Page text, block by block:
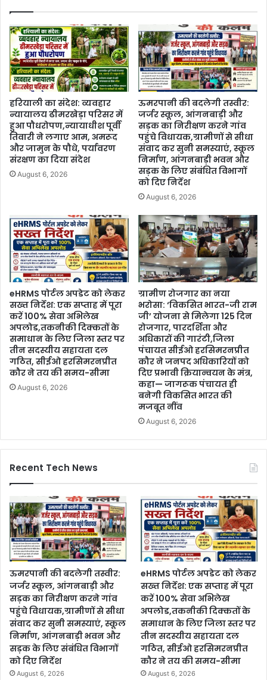
हरियाली का संदेश: व्यवहार
न्यायालय ढीमरखेड़ा परिसर में
हुआ पौधरोपण,न्यायाधीश पूर्वी
तिवारी ने लगाए आम, अमरूद
और जामुन के पौधे, पर्यावरण
संरक्षण का दिया संदेश
August 6, 2026
ऊमरपानी की बदलेगी तस्वीर:
जर्जर स्कूल, आंगनबाड़ी और
सड़क का निरीक्षण करने गांव
पहुंचे विधायक,ग्रामीणों से सीधा
संवाद कर सुनी समस्याएं, स्कूल
निर्माण, आंगनबाड़ी भवन और
सड़क के लिए संबंधित विभागों
को दिए निर्देश
August 6, 2026
eHRMS पोर्टल अपडेट को लेकर
सख्त निर्देश: एक सप्ताह में पूरा
करें 100% सेवा अभिलेख
अपलोड,तकनीकी दिक्कतों के
समाधान के लिए जिला स्तर पर
तीन सदस्यीय सहायता दल
गठित, सीईओ हरसिमरनप्रीत
कौर ने तय की समय-सीमा
August 6, 2026
ग्रामीण रोजगार का नया
भरोसा: ‘विकसित भारत-जी राम
जी’ योजना से मिलेगा 125 दिन
रोजगार, पारदर्शिता और
अधिकारों की गारंटी,जिला
पंचायत सीईओ हरसिमरनप्रीत
कौर ने जनपद अधिकारियों को
दिए प्रभावी क्रियान्वयन के मंत्र,
कहा— जागरूक पंचायत ही
बनेगी विकसित भारत की
मजबूत नींव
August 6, 2026
Recent Tech News
ऊमरपानी की बदलेगी तस्वीर:
जर्जर स्कूल, आंगनबाड़ी और
सड़क का निरीक्षण करने गांव
पहुंचे विधायक,ग्रामीणों से सीधा
संवाद कर सुनी समस्याएं, स्कूल
निर्माण, आंगनबाड़ी भवन और
सड़क के लिए संबंधित विभागों
को दिए निर्देश
August 6, 2026
eHRMS पोर्टल अपडेट को लेकर
सख्त निर्देश: एक सप्ताह में पूरा
करें 100% सेवा अभिलेख
अपलोड,तकनीकी दिक्कतों के
समाधान के लिए जिला स्तर पर
तीन सदस्यीय सहायता दल
गठित, सीईओ हरसिमरनप्रीत
कौर ने तय की समय-सीमा
August 6, 2026